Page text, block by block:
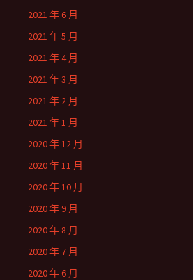
2021 年 6 月
2021 年 5 月
2021 年 4 月
2021 年 3 月
2021 年 2 月
2021 年 1 月
2020 年 12 月
2020 年 11 月
2020 年 10 月
2020 年 9 月
2020 年 8 月
2020 年 7 月
2020 年 6 月